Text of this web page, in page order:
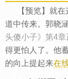
【预览】就
道中传来。郭晓
头傻小子》第4
得更怕人了。他
的向上提起来在